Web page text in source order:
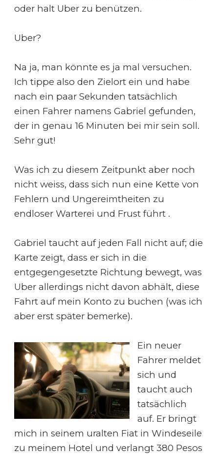
oder halt Uber zu benützen.
Uber?
Na ja, man könnte es ja mal versuchen.
Ich tippe also den Zielort ein und habe
nach ein paar Sekunden tatsächlich
einen Fahrer namens Gabriel gefunden,
der in genau 16 Minuten bei mir sein soll.
Sehr gut!
Was ich zu diesem Zeitpunkt aber noch
nicht weiss, dass sich nun eine Kette von
Fehlern und Ungereimtheiten zu
endloser Warterei und Frust führt .
Gabriel taucht auf jeden Fall nicht auf; die
Karte zeigt, dass er sich in die
entgegengesetzte Richtung bewegt, was
Uber allerdings nicht davon abhält, diese
Fahrt auf mein Konto zu buchen (was ich
aber erst später bemerke).
Ein neuer
Fahrer meldet
sich und
taucht auch
tatsächlich
auf. Er bringt
mich in seinem uralten Fiat in Windeseile
zu meinem Hotel und verlangt 380 Pesos